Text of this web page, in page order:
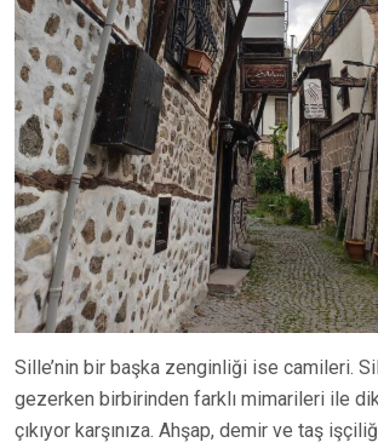
Sille’nin bir başka zenginliği ise camileri.
gezerken birbirinden farklı mimarileri ile
çıkıyor karşınıza. Ahşap, demir ve taş